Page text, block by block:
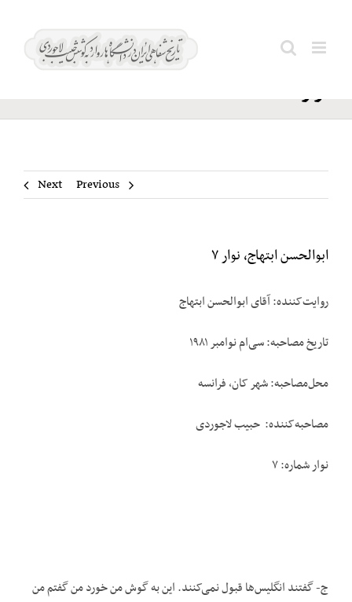
ابتهاج،
نوار ۷
Previous
Next
ابوالحسن ابتهاج، نوار ۷
روایت‌کننده: آقای ابوالحسن ابتهاج
تاریخ مصاحبه: سی‌ام نوامبر ۱۹۸۱
محل‌مصاحبه: شهر کان، فرانسه
مصاحبه‌کننده: حبیب لاجوردی
نوار شماره: ۷
ج- گفتند انگلیس‌ها قبول نمی‌کنند. این به گوش من خورد من گفتم من